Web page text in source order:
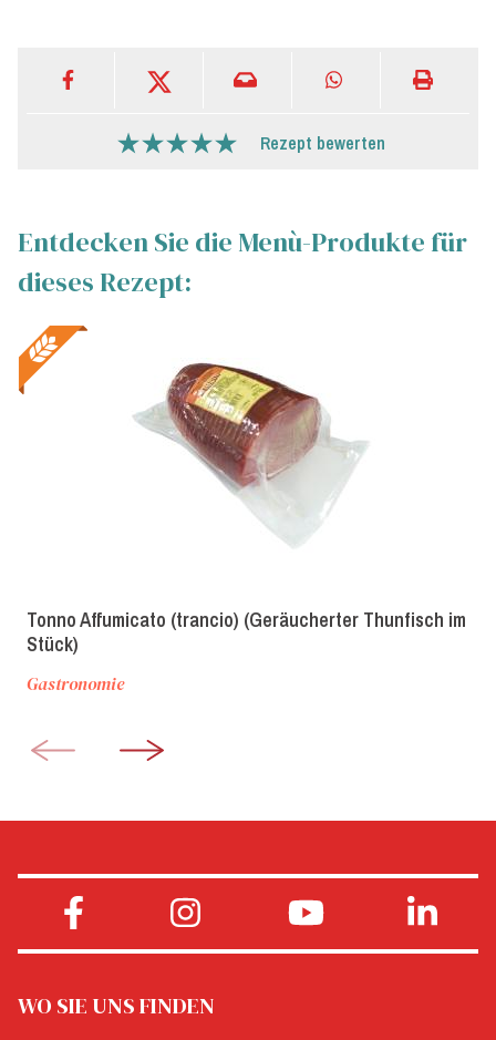
Rezept bewerten
Entdecken Sie die Menù-Produkte für
dieses Rezept:
Tonno Affumicato (trancio) (Geräucherter Thunfisch im
Stück)
Gastronomie
WO SIE UNS FINDEN